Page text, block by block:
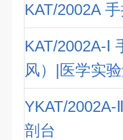
KAT/2002A
KAT/2002A-Ⅰ
风）|医学实
YKAT/
剖台